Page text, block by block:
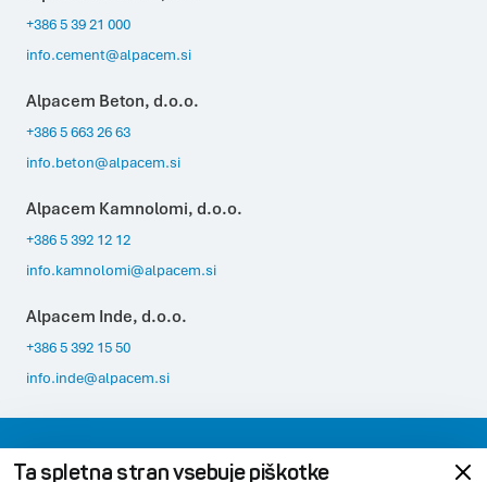
+386 5 39 21 000
info.cement@alpacem.si
Alpacem Beton, d.o.o.
+386 5 663 26 63
info.beton@alpacem.si
Alpacem Kamnolomi, d.o.o.
+386 5 392 12 12
info.kamnolomi@alpacem.si
Alpacem Inde, d.o.o.
+386 5 392 15 50
info.inde@alpacem.si
Varovanje podatkov Pravno obvestilo
Ta spletna stran vsebuje piškotke